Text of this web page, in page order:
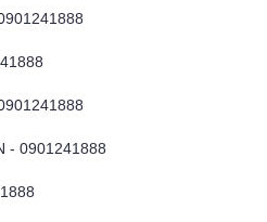
- 0901241888